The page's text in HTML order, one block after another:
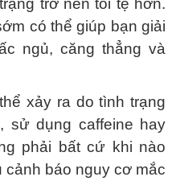
trở nên tồi tệ hơn.
có thể giúp bạn giải
ngủ, căng thẳng và
xảy ra do tình trạng
sử dụng caffeine hay
phải bất cứ khi nào
cảnh báo nguy cơ mắc